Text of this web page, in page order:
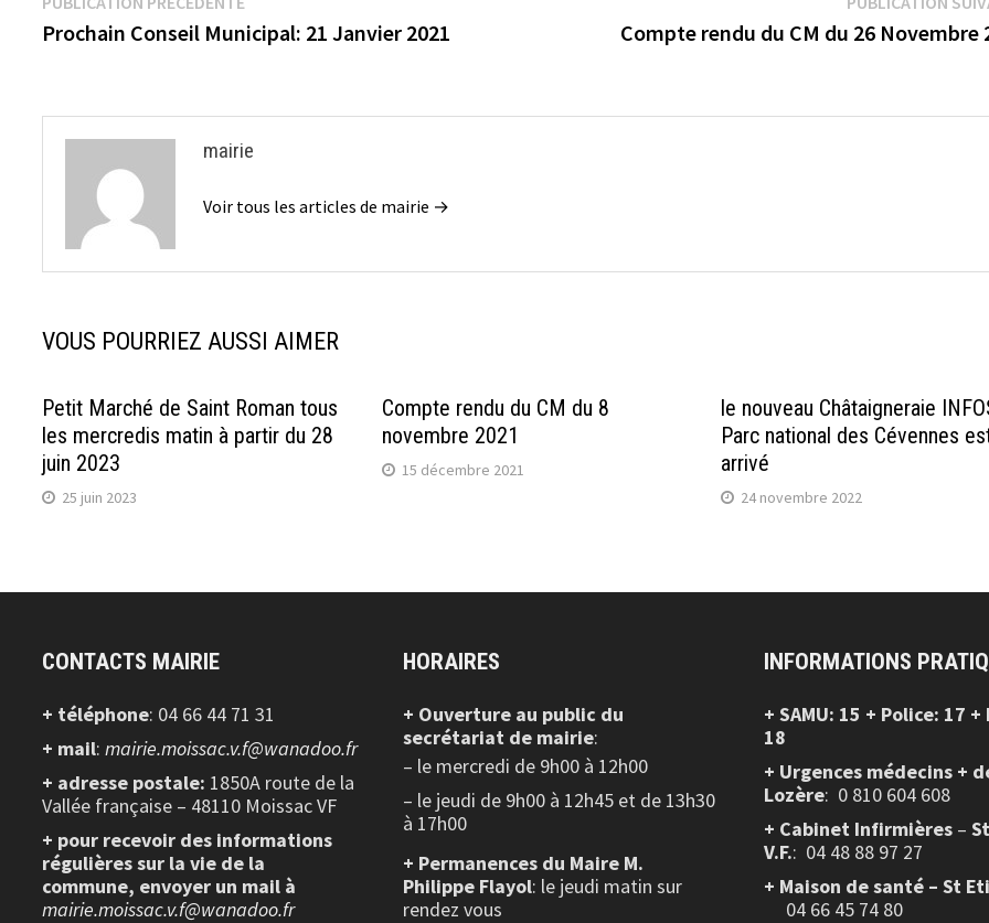
de
précédente :
Prochain Conseil Municipal: 21 Janvier 2021 Compte rendu du CM du 26 Novembre
mairie
Voir tous les articles de mairie →
VOUS POURRIEZ AUSSI AIMER
Petit Marché de Saint Roman tous
les mercredis matin à partir du 28
juin 2023
25 juin 2023
Compte rendu du CM du 8
novembre 2021
15 décembre 2021
le nouveau Châtaigneraie
Parc national des Cévennes
arrivé
24 novembre 2022
CONTACTS MAIRIE
+ téléphone: 04 66 44 71 31
+ mail:mairie.moissac.v.f@wanadoo.fr
+ adresse postale: 1850A route de la
Vallée française – 48110 Moissac VF
+ pour recevoir des informations
régulières sur la vie de la
commune, envoyer un mail à
mairie.moissac.v.f@wanadoo.fr
HORAIRES
+ Ouverture au public du
secrétariat de mairie:
– le mercredi de 9h00 à 12h00
– le jeudi de 9h00 à 12h45 et de 13h30
à 17h00
+ Permanences du Maire M.
Philippe Flayol: le jeudi matin sur
rendez vous
INFORMATIONS
+ SAMU: 15 + Police: 17
18
+ Urgences médecins +
Lozère: 0 810 604 608
+ Cabinet Infirmières–
V.F.: 04 48 88 97 27
+ Maison de santé – St
04 66 45 74 80